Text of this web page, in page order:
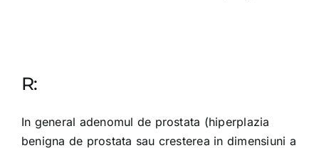
R:
In general adenomul de prostata (hiperplazia
benigna de prostata sau cresterea in dimensiuni a